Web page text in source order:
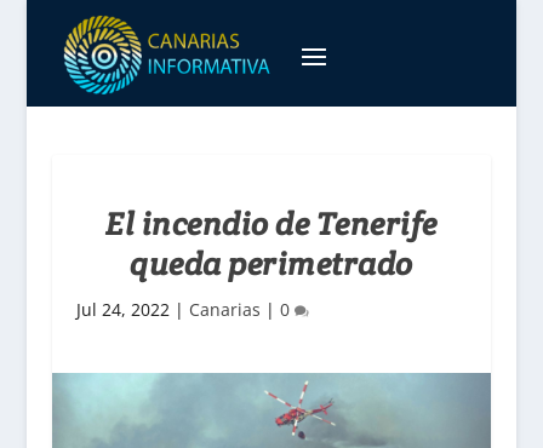
El incendio de Tenerife
queda perimetrado
Jul 24, 2022| Canarias | 0